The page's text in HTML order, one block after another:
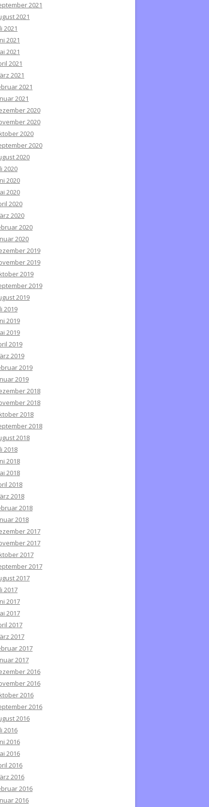
2021
2021
2021
2021
2021
2021
2021
2021
2021
2020
2020
2020
2020
2020
2020
2020
2020
2020
2020
2020
2020
2019
2019
2019
2019
2019
2019
2019
2019
2019
2019
2019
2019
2018
2018
2018
2018
2018
2018
2018
2018
2018
2018
2018
2018
2017
2017
2017
2017
2017
2017
2017
2017
2017
2017
2017
2017
2016
2016
2016
2016
2016
2016
2016
2016
2016
2016
2016
2016